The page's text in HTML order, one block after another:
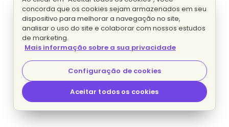
concorda que os cookies sejam armazenados em seu
dispositivo para melhorar a navegação no site,
analisar o uso do site e colaborar com nossos estudos
de marketing.
Mais informação sobre a sua privacidade
Configuração de cookies
Aceitar todos os cookies